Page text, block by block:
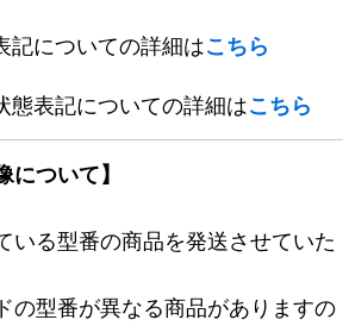
についての詳細はこちら
表記についての詳細はこちら
について】
いる型番の商品を発送させていた
の型番が異なる商品がありますの